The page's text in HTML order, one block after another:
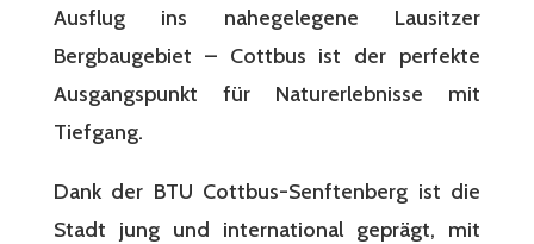
Ausflug ins nahegelegene Lausitzer
Bergbaugebiet – Cottbus ist der perfekte
Ausgangspunkt für Naturerlebnisse mit
Tiefgang.
Dank der BTU Cottbus-Senftenberg ist die
Stadt jung und international geprägt, mit